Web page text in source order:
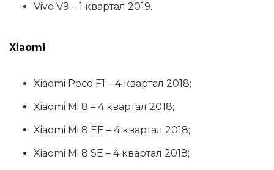
Vivo V9 – 1 квартал 2019.
Xiaomi
Xiaomi Poco F1 – 4 квартал 2018;
Xiaomi Mi 8 – 4 квартал 2018;
Xiaomi Mi 8 EE – 4 квартал 2018;
Xiaomi Mi 8 SE – 4 квартал 2018;